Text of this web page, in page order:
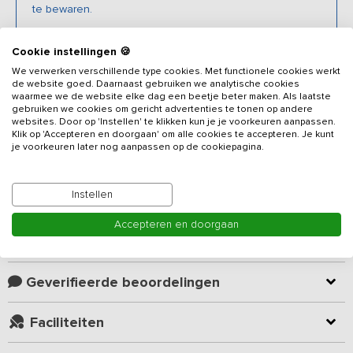
te bewaren.
Beschrijving
In het hart van het Geuldal ligt deze eeuwenoude monumentale
carréhoeve met een fenomenaal uitzicht over de Limburgse
heuvels. Zodra je de lange, slingerende oprijlaan oprijdt word je
persoonsvakantieadresligt op een prachtig landgoed en
beschikt over een 1,5 ha groot buitenhof die deel uitmaakt van het
5-sterren-heuvellandschap. Binnen geniet je o.a. van een
professioneel kookatelier, een grote lounge met houthaard,
riante leefruimte vol met liefde voor design en kunst. De
hoogstamfruitgaard nodigt uit om doorheen te struinen, het terras
winter kun je je laven aan de warmte van de monumentale
leemkachel. Dit luxe vakantieadres is een geliefde plek voor een
familieweekend, een meerdaagse workshop en retraites, en heeft
Geverifieerde beoordelingen
Faciliteiten
Cookie instellingen 🍪
We verwerken verschillende type cookies. Met functionele cookies werkt
de website goed. Daarnaast gebruiken we analytische cookies
waarmee we de website elke dag een beetje beter maken. Als laatste
gebruiken we cookies om gericht advertenties te tonen op andere
websites. Door op 'Instellen' te klikken kun je je voorkeuren aanpassen.
Klik op 'Accepteren en doorgaan' om alle cookies te accepteren. Je kunt
je voorkeuren later nog aanpassen op de cookiepagina.
Instellen
Accepteren en doorgaan